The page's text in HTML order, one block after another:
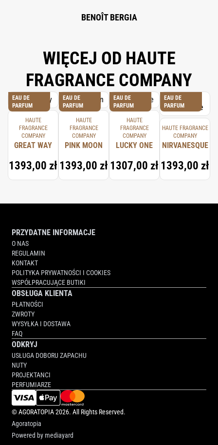
BENOÎT BERGIA
WIĘCEJ OD HAUTE
FRAGRANCE COMPANY
EAU DE
PARFUM
HAUTE
FRAGRANCE
COMPANY
GREAT WAY
1393,00 zł
EAU DE
PARFUM
HAUTE
FRAGRANCE
COMPANY
PINK MOON
1393,00 zł
EAU DE
PARFUM
HAUTE
FRAGRANCE
COMPANY
LUCKY ONE
1307,00 zł
EAU DE
PARFUM
HAUTE FRAGRANCE
COMPANY
NIRVANESQUE
1393,00 zł
PRZYDATNE INFORMACJE
O NAS
REGULAMIN
KONTAKT
POLITYKA PRYWATNOŚCI I COOKIES
WSPÓŁPRACUJĄCE BUTIKI
OBSŁUGA KLIENTA
PŁATNOŚCI
ZWROTY
WYSYŁKA I DOSTAWA
FAQ
ODKRYJ
USŁUGA DOBORU ZAPACHU
NUTY
PROJEKTANCI
PERFUMIARZE
©AGORATOPIA2026. All Rights Reserved.
Agoratopia
Powered by mediayard